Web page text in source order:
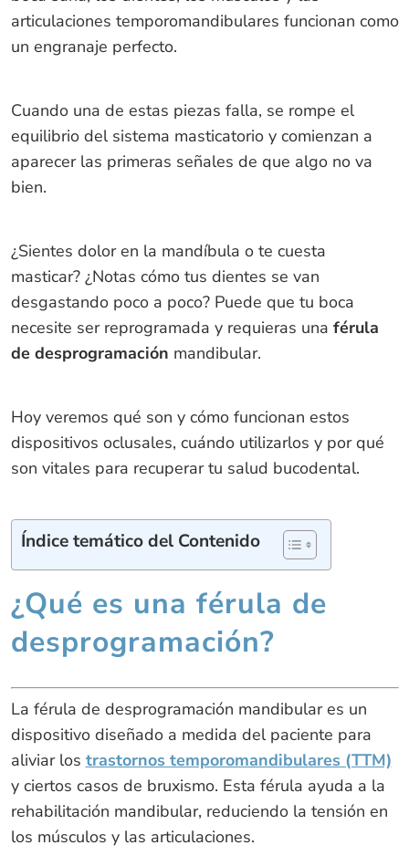
articulaciones temporomandibulares funcionan como
un engranaje perfecto.
Cuando una de estas piezas falla, se rompe el
equilibrio del sistema masticatorio y comienzan a
aparecer las primeras señales de que algo no va
bien.
¿Sientes dolor en la mandíbula o te cuesta
masticar? ¿Notas cómo tus dientes se van
desgastando poco a poco? Puede que tu boca
necesite ser reprogramada y requieras una férula
de desprogramación mandibular.
Hoy veremos qué son y cómo funcionan estos
dispositivos oclusales, cuándo utilizarlos y por qué
son vitales para recuperar tu salud bucodental.
Índice temático del Contenido
¿Qué es una férula de
desprogramación?
La férula de desprogramación mandibular es un
dispositivo diseñado a medida del paciente para
aliviar los trastornos temporomandibulares (TTM)
y ciertos casos de bruxismo. Esta férula ayuda a la
rehabilitación mandibular, reduciendo la tensión en
los músculos y las articulaciones.